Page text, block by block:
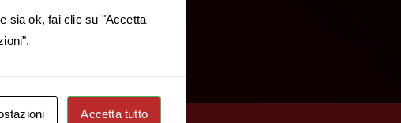
sia ok, fai clic su "Accetta
Accetta tutto